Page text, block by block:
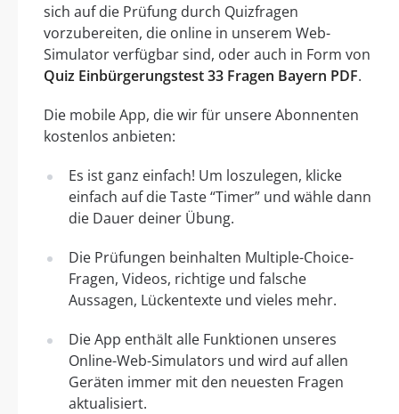
sich auf die Prüfung durch Quizfragen
vorzubereiten, die online in unserem Web-
Simulator verfügbar sind, oder auch in Form von
Quiz Einbürgerungstest 33 Fragen Bayern PDF.
Die mobile App, die wir für unsere Abonnenten
kostenlos anbieten:
Es ist ganz einfach! Um loszulegen, klicke
einfach auf die Taste “Timer” und wähle dann
die Dauer deiner Übung.
Die Prüfungen beinhalten Multiple-Choice-
Fragen, Videos, richtige und falsche
Aussagen, Lückentexte und vieles mehr.
Die App enthält alle Funktionen unseres
Online-Web-Simulators und wird auf allen
Geräten immer mit den neuesten Fragen
aktualisiert.